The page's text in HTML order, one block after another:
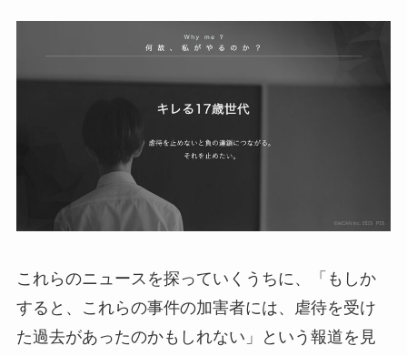
これらのニュースを探っていくうちに、「もしか
すると、これらの事件の加害者には、虐待を受け
た過去があったのかもしれない」という報道を見